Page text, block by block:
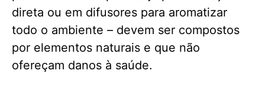
direta ou em difusores para aromatizar
todo o ambiente – devem ser compostos
por elementos naturais e que não
ofereçam danos à saúde.